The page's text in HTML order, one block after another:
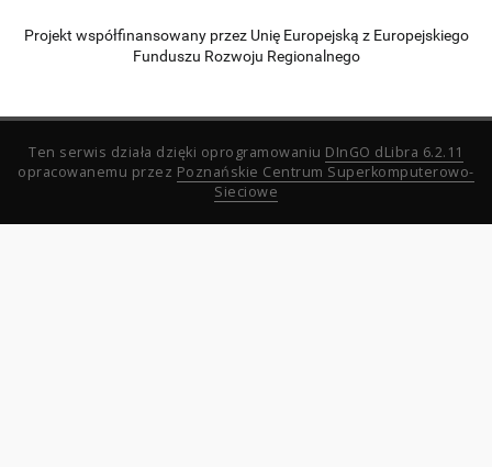
Projekt współfinansowany przez Unię Europejską z Europejskiego
Funduszu Rozwoju Regionalnego
Ten serwis działa dzięki oprogramowaniu DInGO dLibra 6.2.11
opracowanemu przez Poznańskie Centrum Superkomputerowo-
Sieciowe